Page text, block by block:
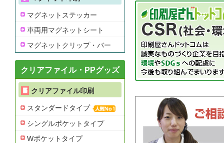
マグネットステッカー
車両用マグネットシート
マグネットクリップ・バー
クリアファイル・PPグッズ
クリアファイル印刷
スタンダードタイプ
シングルポケットタイプ
Wポケットタイプ